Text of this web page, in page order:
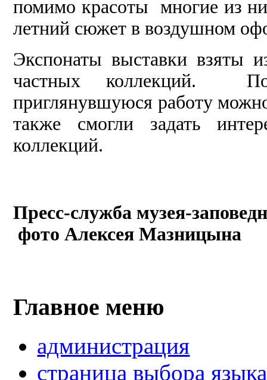
помимо красоты многие из
летний сюжет в воздушном
Экспонаты выставки взяты
частных коллекций.
приглянувшуюся работу
также смогли задать
коллекций.
Пресс-служба музея-
фото Алексея Мазницына
Главное меню
администрация
страница выбора языка